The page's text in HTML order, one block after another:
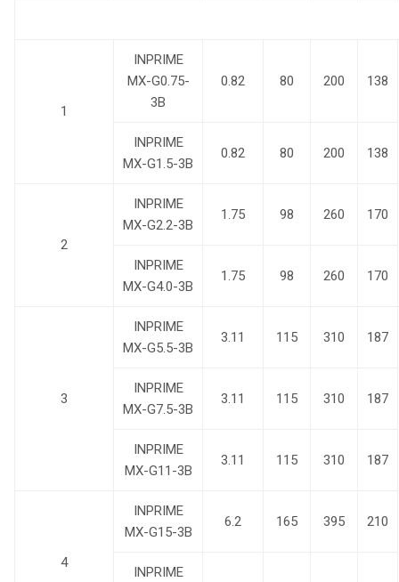
1
INPRIME
MX-G0.75-
3B
0.82 80 200 138
INPRIME
MX-G1.5-3B
0.82 80 200 138
2
INPRIME
MX-G2.2-3B
1.75 98 260 170
INPRIME
MX-G4.0-3B
1.75 98 260 170
3
INPRIME
MX-G5.5-3B
3.11 115 310 187
INPRIME
MX-G7.5-3B
3.11 115 310 187
INPRIME
MX-G11-3B
3.11 115 310 187
4
INPRIME
MX-G15-3B
6.2 165 395 210
INPRIME